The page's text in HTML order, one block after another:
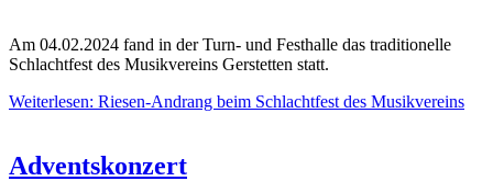
Am 04.02.2024 fand in der Turn- und Festhalle das traditionelle
Schlachtfest des Musikvereins Gerstetten statt.
Weiterlesen: Riesen-Andrang beim Schlachtfest des Musikvereins
Adventskonzert